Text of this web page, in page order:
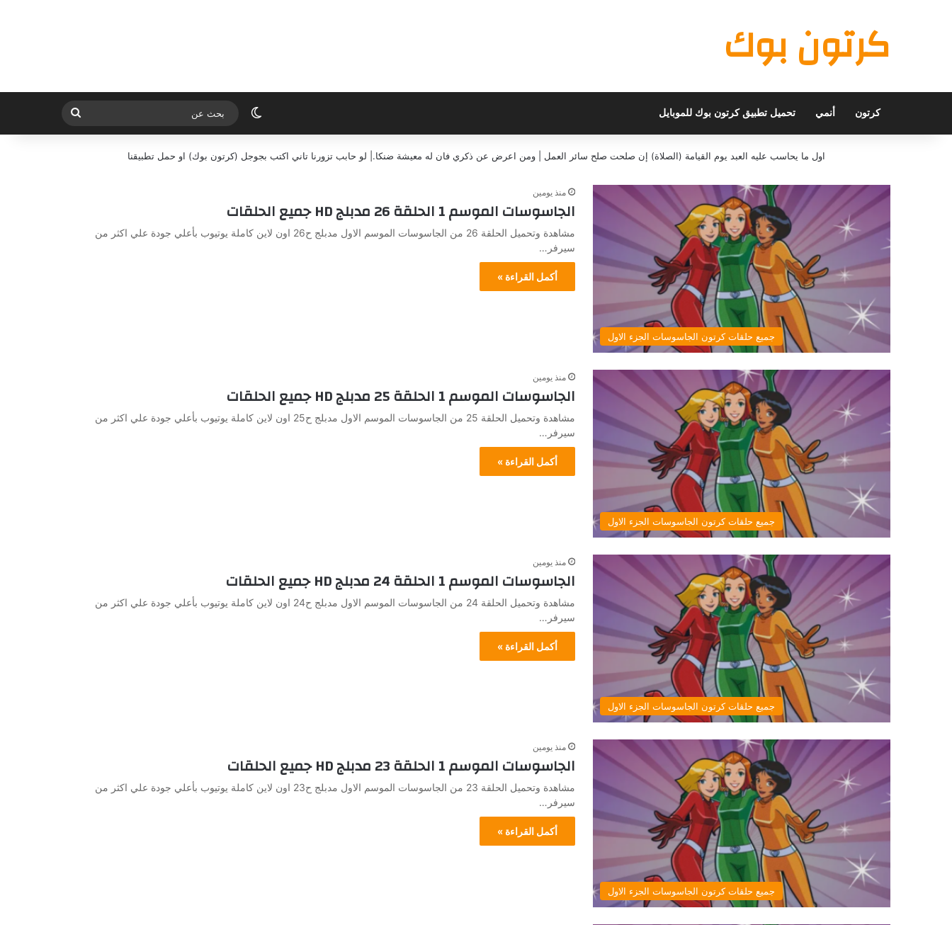
كرتون بوك
كرتون أنمي تحميل تطبيق كرتون بوك للموبايل الوضع المظلم
بحث
عن
اول ما يحاسب عليه العبد يوم القيامة (الصلاة) إن صلحت صلح سائر العمل | ومن اعرض عن ذكري فان له معيشة ضنكا.| لو حابب تزورنا تاني اكتب بجوجل (كرتون بوك) او حمل تطبيقنا
جميع حلقات كرتون الجاسوسات الجزء الاول
منذ يومين
الجاسوسات الموسم 1 الحلقة 26 مدبلج HD جميع الحلقات
مشاهدة وتحميل الحلقة 26 من الجاسوسات الموسم الاول مدبلج ح26 اون لاين كاملة يوتيوب بأعلي جودة علي اكثر من
سيرفر…
أكمل القراءة »
جميع حلقات كرتون الجاسوسات الجزء الاول
منذ يومين
الجاسوسات الموسم 1 الحلقة 25 مدبلج HD جميع الحلقات
مشاهدة وتحميل الحلقة 25 من الجاسوسات الموسم الاول مدبلج ح25 اون لاين كاملة يوتيوب بأعلي جودة علي اكثر من
سيرفر…
أكمل القراءة »
جميع حلقات كرتون الجاسوسات الجزء الاول
منذ يومين
الجاسوسات الموسم 1 الحلقة 24 مدبلج HD جميع الحلقات
مشاهدة وتحميل الحلقة 24 من الجاسوسات الموسم الاول مدبلج ح24 اون لاين كاملة يوتيوب بأعلي جودة علي اكثر من
سيرفر…
أكمل القراءة »
جميع حلقات كرتون الجاسوسات الجزء الاول
منذ يومين
الجاسوسات الموسم 1 الحلقة 23 مدبلج HD جميع الحلقات
مشاهدة وتحميل الحلقة 23 من الجاسوسات الموسم الاول مدبلج ح23 اون لاين كاملة يوتيوب بأعلي جودة علي اكثر من
سيرفر…
أكمل القراءة »